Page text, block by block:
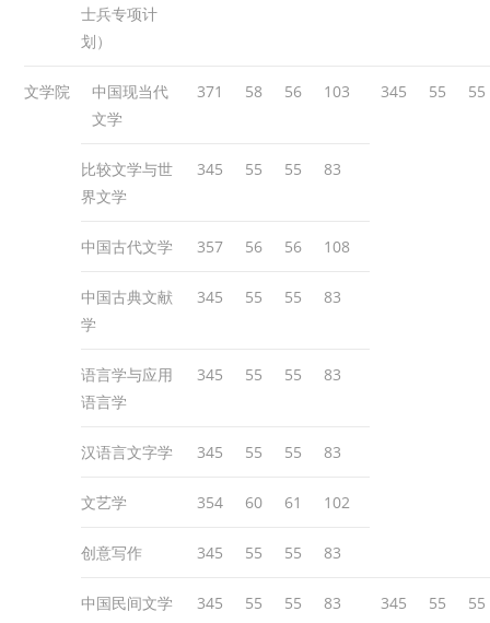
士兵专项计
划）
文学院
中国现当代
文学
371 58 56 103 345 55 55
比较文学与世
界文学
345 55 55 83
中国古代文学 357 56 56 108
中国古典文献
学
345 55 55 83
语言学与应用
语言学
345 55 55 83
汉语言文字学 345 55 55 83
文艺学 354 60 61 102
创意写作 345 55 55 83
中国民间文学 345 55 55 83 345 55 55